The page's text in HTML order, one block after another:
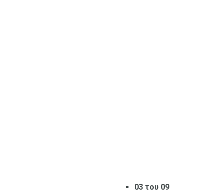
03 του 09